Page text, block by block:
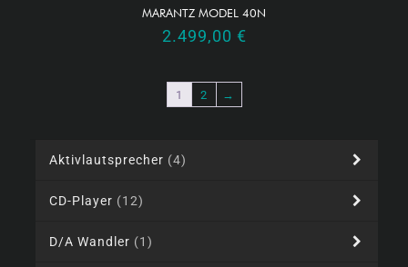
MARANTZ MODEL 40N
2.499,00 €
1 2 →
Aktivlautsprecher (4)
CD-Player (12)
D/A Wandler (1)